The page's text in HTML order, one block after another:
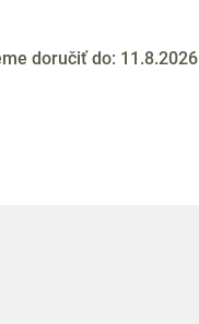
doručiť do: 11.8.2026